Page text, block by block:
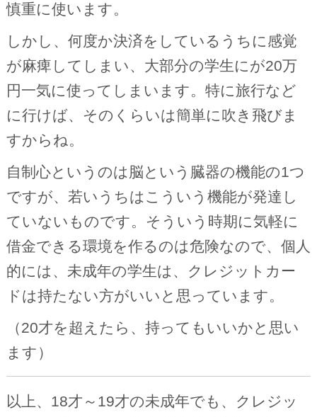
慎重に使います。
しかし、何度か決済をしているうちに感覚
が麻痺してしまい、大部分の学生にが20万
円一気に使ってしまいます。特に旅行など
に行けば、そのくらいは簡単に吹き飛びま
すからね。
自制心というのは脳という臓器の機能の1つ
ですが、若いうちはこういう機能が発達し
ていないものです。そういう時期に気軽に
借金できる環境を作るのは危険なので、個人
的には、未成年の学生は、クレジットカー
ドは持たない方がいいと思っています。
（20才を超えたら、持ってもいいかと思い
ます）
以上、18才～19才の未成年でも、クレジッ